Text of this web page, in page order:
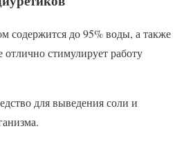
содержится до 95% воды, а также
отлично стимулирует работу
для выведения соли и